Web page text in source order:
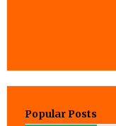
Popular Posts